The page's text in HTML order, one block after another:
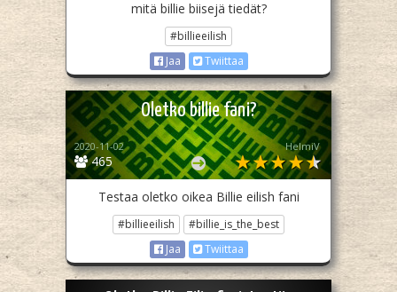
mitä billie biisejä tiedät?
#billieeilish
Jaa
Twiittaa
Oletko billie fani?
465
2020-11-02 HelmiV
Testaa oletko oikea Billie eilish fani
#billieeilish
#billie_is_the_best
Jaa
Twiittaa